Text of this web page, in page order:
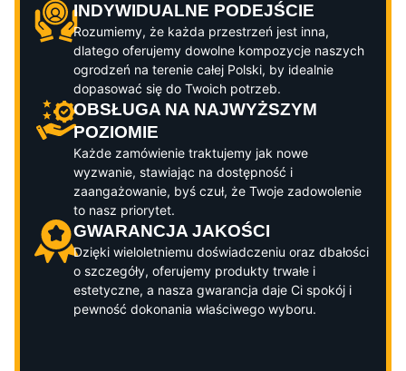
INDYWIDUALNE PODEJŚCIE
Rozumiemy, że każda przestrzeń jest inna,
dlatego oferujemy dowolne kompozycje naszych
ogrodzeń na terenie całej Polski, by idealnie
dopasować się do Twoich potrzeb.
OBSŁUGA NA NAJWYŻSZYM
POZIOMIE
Każde zamówienie traktujemy jak nowe
wyzwanie, stawiając na dostępność i
zaangażowanie, byś czuł, że Twoje zadowolenie
to nasz priorytet.
GWARANCJA JAKOŚCI
Dzięki wieloletniemu doświadczeniu oraz dbałości
o szczegóły, oferujemy produkty trwałe i
estetyczne, a nasza gwarancja daje Ci spokój i
pewność dokonania właściwego wyboru.